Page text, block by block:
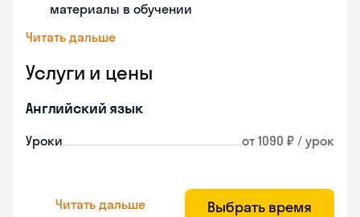
материалы в обучении
Читать дальше
Услуги и цены
Английский язык
Уроки от 1090 ₽ / урок
Читать дальше Выбрать время